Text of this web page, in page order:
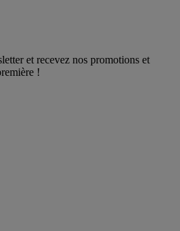
et recevez nos promotions et
!